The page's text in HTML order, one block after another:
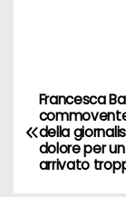
N
a
v
Francesca
della
dolore per
arrivato